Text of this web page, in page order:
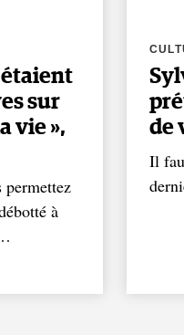
étaient
sur
vie »,
permettez
à
de
Il